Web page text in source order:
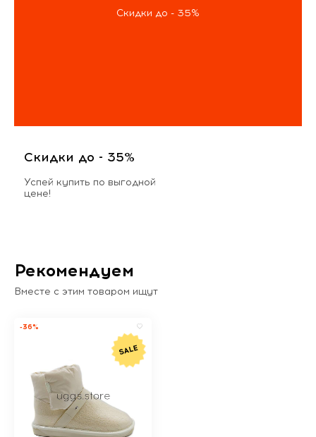
Скидки до - 35%
Скидки до - 35%
Успей купить по выгодной
цене!
Рекомендуем
Вместе с этим товаром ищут
-36%